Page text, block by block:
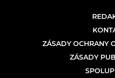
ZÁSADY OCHRANY
ZÁSADY